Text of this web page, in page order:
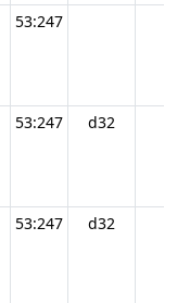
53:247
53:247 d32
53:247 d32